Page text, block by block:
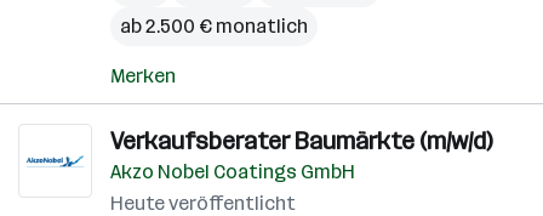
ab 2.500 € monatlich
Merken
Verkaufsberater Baumärkte (m/w/d)
Akzo Nobel Coatings GmbH
Heute veröffentlicht